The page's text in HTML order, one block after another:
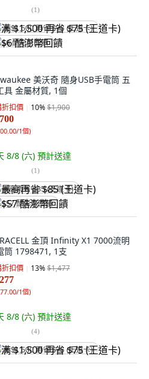
(1)
满 $1,500 再省 $75 (王道卡)
$6 酷澎幣回饋
美沃奇 隨身USB手電筒 五
具 金屬材質, 1個
折扣價 10%$1,900
1個)
8/8 (六) 預計送達
(1)
最高再省 $85 (王道卡)
$57 酷澎幣回饋
金頂 Infinity X1 7000流明
筒 1798471, 1支
折扣價 13%$1,477
1個)
8/8 (六) 預計送達
(4)
满 $1,500 再省 $75 (王道卡)